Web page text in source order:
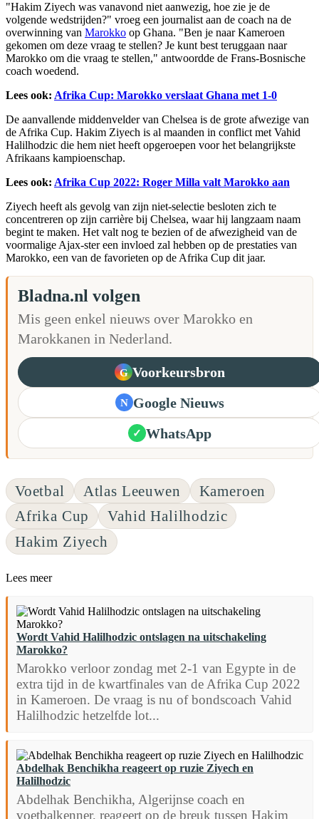
"Hakim Ziyech was vanavond niet aanwezig, hoe zie je de
volgende wedstrijden?" vroeg een journalist aan de coach na de
overwinning van Marokko op Ghana. "Ben je naar Kameroen
gekomen om deze vraag te stellen? Je kunt best teruggaan naar
Marokko om die vraag te stellen," antwoordde de Frans-Bosnische
coach woedend.
Lees ook: Afrika Cup: Marokko verslaat Ghana met 1-0
De aanvallende middenvelder van Chelsea is de grote afwezige van
de Afrika Cup. Hakim Ziyech is al maanden in conflict met Vahid
Halilhodzic die hem niet heeft opgeroepen voor het belangrijkste
Afrikaans kampioenschap.
Lees ook: Afrika Cup 2022: Roger Milla valt Marokko aan
Ziyech heeft als gevolg van zijn niet-selectie besloten zich te
concentreren op zijn carrière bij Chelsea, waar hij langzaam naam
begint te maken. Het valt nog te bezien of de afwezigheid van de
voormalige Ajax-ster een invloed zal hebben op de prestaties van
Marokko, een van de favorieten op de Afrika Cup dit jaar.
Bladna.nl volgen
Mis geen enkel nieuws over Marokko en
Marokkanen in Nederland.
G Voorkeursbron
N Google Nieuws
✓ WhatsApp
Voetbal Atlas Leeuwen
Kameroen
Afrika Cup
Vahid Halilhodzic
Hakim Ziyech
Lees meer
Wordt Vahid Halilhodzic ontslagen na uitschakeling
Marokko?
Marokko verloor zondag met 2-1 van Egypte in de
extra tijd in de kwartfinales van de Afrika Cup 2022
in Kameroen. De vraag is nu of bondscoach Vahid
Halilhodzic hetzelfde lot...
Abdelhak Benchikha reageert op ruzie Ziyech en
Halilhodzic
Abdelhak Benchikha, Algerijnse coach en
voetbalkenner, reageert op de breuk tussen Hakim